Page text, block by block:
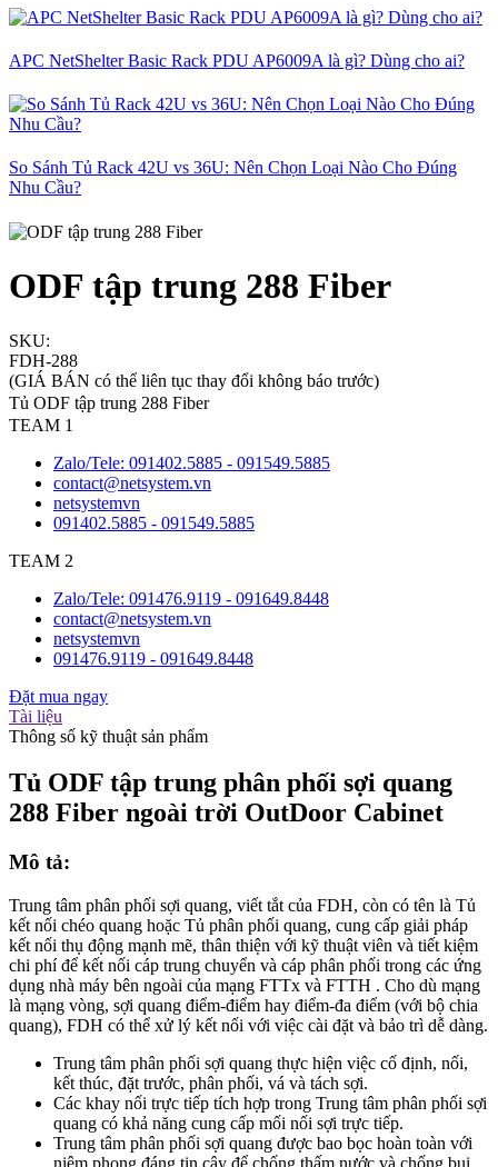
APC NetShelter Basic Rack PDU AP6009A là gì? Dùng cho ai?
So Sánh Tủ Rack 42U vs 36U: Nên Chọn Loại Nào Cho Đúng
Nhu Cầu?
ODF tập trung 288 Fiber
SKU:
FDH-288
(GIÁ BÁN có thể liên tục thay đổi không báo trước)
Tủ ODF tập trung 288 Fiber
TEAM 1
Zalo/Tele: 091402.5885 - 091549.5885
contact@netsystem.vn
netsystemvn
091402.5885 - 091549.5885
TEAM 2
Zalo/Tele: 091476.9119 - 091649.8448
contact@netsystem.vn
netsystemvn
091476.9119 - 091649.8448
Đặt mua ngay
Tài liệu
Thông số kỹ thuật sản phẩm
Tủ ODF tập trung phân phối sợi quang
288 Fiber ngoài trời OutDoor Cabinet
Mô tả:
Trung tâm phân phối sợi quang, viết tắt của FDH, còn có tên là Tủ
kết nối chéo quang hoặc Tủ phân phối quang, cung cấp giải pháp
kết nối thụ động mạnh mẽ, thân thiện với kỹ thuật viên và tiết kiệm
chi phí để kết nối cáp trung chuyển và cáp phân phối trong các ứng
dụng nhà máy bên ngoài của mạng FTTx và FTTH . Cho dù mạng
là mạng vòng, sợi quang điểm-điểm hay điểm-đa điểm (với bộ chia
quang), FDH có thể xử lý kết nối với việc cài đặt và bảo trì dễ dàng.
Trung tâm phân phối sợi quang thực hiện việc cố định, nối,
kết thúc, đặt trước, phân phối, vá và tách sợi.
Các khay nối trực tiếp tích hợp trong Trung tâm phân phối sợi
quang có khả năng cung cấp mối nối sợi trực tiếp.
Trung tâm phân phối sợi quang được bao bọc hoàn toàn với
niêm phong đáng tin cậy để chống thấm nước và chống bụi